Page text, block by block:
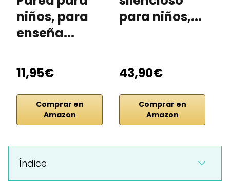
niños, para
enseña...
11,95€
Comprar en
Amazon
para niños,...
43,90€
Comprar en
Amazon
Índice